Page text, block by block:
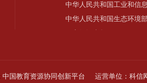
中华人民共和国工业和信
中华人民共和国生态环境部
中国工程院
中国教育资源协同创新平台 运营单位： 科信